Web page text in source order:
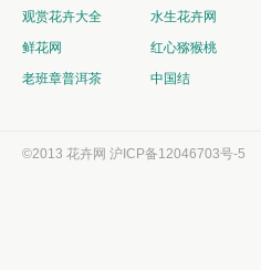
观赏花卉大全
水生花卉网
鲜花网
红心猕猴桃
老班章普洱茶
中国结
©2013 花卉网 沪ICP备12046703号-5